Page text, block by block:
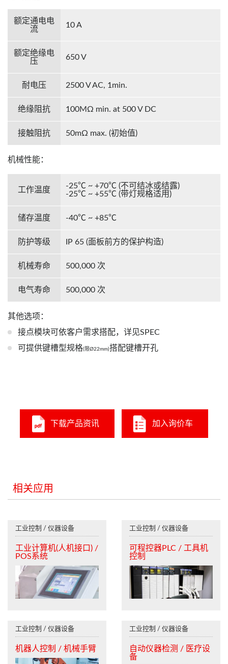
额定通电电
流
10 A
额定绝缘电
压
650 V
耐电压 2500 V AC, 1min.
绝缘阻抗 100MΩ min. at 500 V DC
接触阻抗 50mΩ max. (初始值)
机械性能：
工作温度
-25℃ ~ +70℃ (不可结冰或结露)
-25℃ ~ +55℃ (带灯规格适用)
储存温度 -40℃ ~ +85℃
防护等级 IP 65 (面板前方的保护构造)
机械寿命 500,000 次
电气寿命 500,000 次
其他选项：
接点模块可依客户需求搭配，详见SPEC
可提供键槽型规格(限Ø22mm)搭配键槽开孔
下载产品资讯 加入询价车
相关应用
工业控制 / 仪器设备
工业计算机(人机接口) /
POS系统
工业控制 / 仪器设备
可程控器PLC / 工具机
控制
工业控制 / 仪器设备
机器人控制 / 机械手臂
工业控制 / 仪器设备
自动仪器检测 / 医疗设
备